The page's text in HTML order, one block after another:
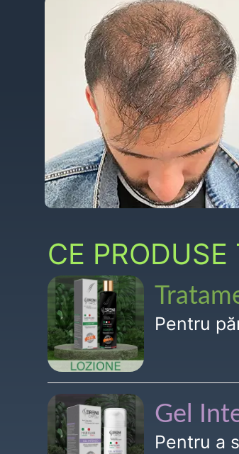
CE
Pentru
Gel
Pentru a